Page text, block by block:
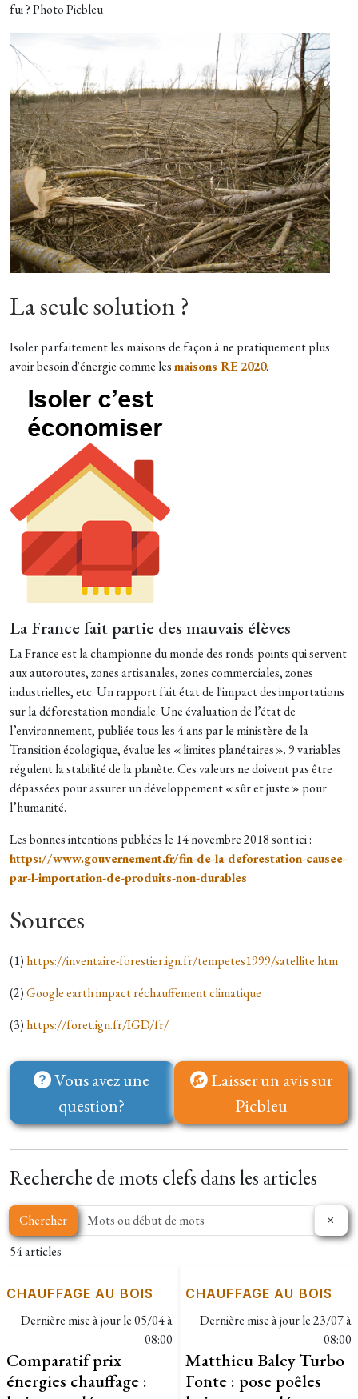
fui ? Photo Picbleu
La seule solution ?
Isoler parfaitement les maisons de façon à ne pratiquement plus
avoir besoin d'énergie comme lesmaisons RE 2020.
La France fait partie des mauvais élèves
La France est la championne du monde des ronds-points qui servent
aux autoroutes, zones artisanales, zones commerciales, zones
industrielles, etc. Un rapport fait état de l'impact des importations
sur la déforestation mondiale. Une évaluation de l’état de
l’environnement, publiée tous les 4 ans par le ministère de la
Transition écologique, évalue les « limites planétaires ». 9 variables
régulent la stabilité de la planète. Ces valeurs ne doivent pas être
dépassées pour assurer un développement « sûr et juste » pour
l’humanité.
Les bonnes intentions publiées le 14 novembre 2018 sont ici :
https://www.gouvernement.fr/fin-de-la-deforestation-causee-
par-l-importation-de-produits-non-durables
Sources
(1) https://inventaire-forestier.ign.fr/tempetes1999/satellite.htm
(2)Google earth impact réchauffement climatique
(3) https://foret.ign.fr/IGD/fr/
Vous avez une
question?
Laisser un avis sur
Picbleu
Recherche de mots clefs dans les articles
Chercher
54 articles
CHAUFFAGE AU BOIS
Dernière mise à jour le05/04 à
08:00
Comparatif prix
énergies chauffage :
CHAUFFAGE AU BOIS
Dernière mise à jour le23/07 à
08:00
Matthieu Baley Turbo
Fonte : pose poêles